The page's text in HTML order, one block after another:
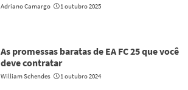
Adriano Camargo 1 outubro 2025
As promessas baratas de EA FC 25 que você
deve contratar
William Schendes 1 outubro 2024